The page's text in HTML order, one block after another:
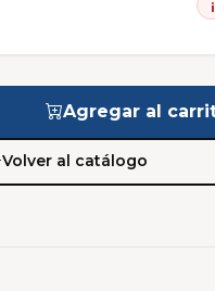
Agregar al
Volver al catálogo